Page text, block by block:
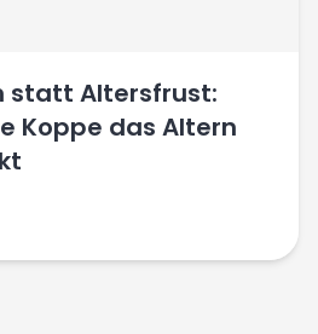
statt Altersfrust:
Koppe das Altern